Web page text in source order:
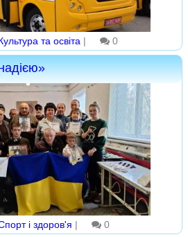
та освіта | 0
і здоров'я | 0